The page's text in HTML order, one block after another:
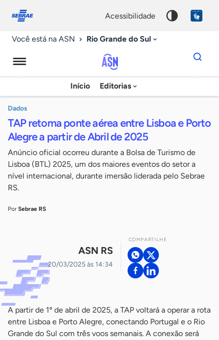
conosco
acessibilidade
Você está na ASN Rio Grande do Sul
Agência
Sebrae
Notícias
Início Editorias
Dados
para
chave
Dados
TAP retoma ponte aérea entre Lisboa e Porto
Alegre a partir de Abril de 2025
Anúncio oficial ocorreu durante a Bolsa de Turismo de
Lisboa (BTL) 2025, um dos maiores eventos do setor a
nível internacional, durante imersão liderada pelo Sebrae
RS.
Por Sebrae RS
ASN RS
20/03/2025 às 14:34
COMPARTILHE
A partir de 1º de abril de 2025, a TAP voltará a operar a rota
entre Lisboa e Porto Alegre, conectando Portugal e o Rio
Grande do Sul com três voos semanais. A conexão será